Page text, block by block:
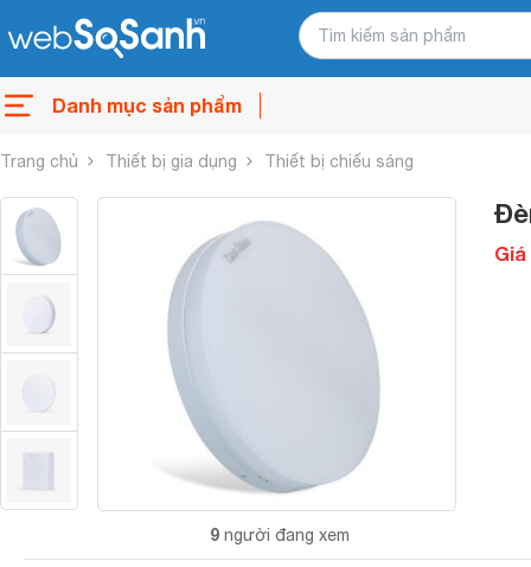
Danh mục sản phẩm
Trang chủ Thiết bị gia dụng Thiết bị chiếu sáng
9 người đang xem